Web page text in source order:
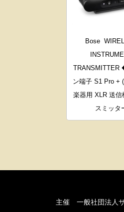
Bose
TRANSMITTER
ン端子 S1 Pro +
楽器用 XLR 送信
スミッタ
主催 一般社団法人